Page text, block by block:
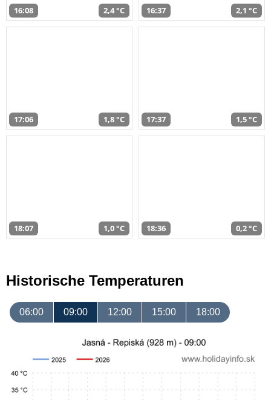
16:08 2,4 °C 16:37 2,1 °C
17:06 1,8 °C 17:37 1,5 °C
18:07 1,0 °C 18:36 0,2 °C
Historische Temperaturen
06:00 09:00 12:00 15:00 18:00